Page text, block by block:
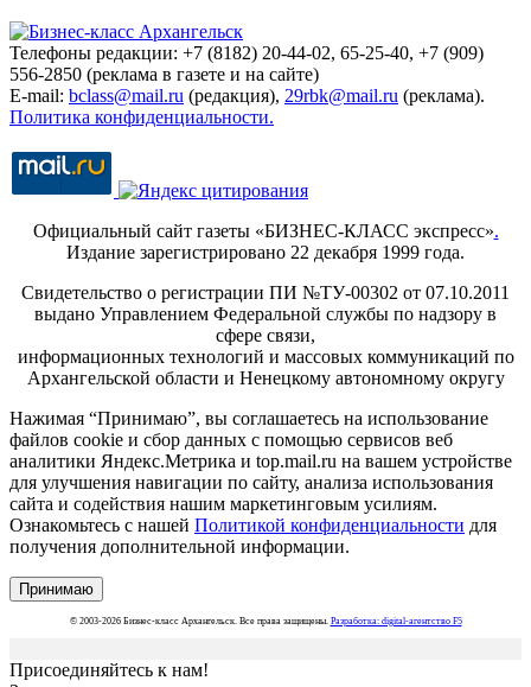
Телефоны редакции: +7 (8182) 20-44-02, 65-25-40, +7 (909)
556-2850 (реклама в газете и на сайте)
E-mail: bclass@mail.ru (редакция), 29rbk@mail.ru (реклама).
Политика конфиденциальности.
Официальный сайт газеты «БИЗНЕС-КЛАСС экспресс».
Издание зарегистрировано 22 декабря 1999 года.
Свидетельство о регистрации ПИ №ТУ-00302 от 07.10.2011
выдано Управлением Федеральной службы по надзору в
сфере связи,
информационных технологий и массовых коммуникаций по
Архангельской области и Ненецкому автономному округу
Нажимая “Принимаю”, вы соглашаетесь на использование
файлов cookie и сбор данных с помощью сервисов веб
аналитики Яндекс.Метрика и top.mail.ru на вашем устройстве
для улучшения навигации по сайту, анализа использования
сайта и содействия нашим маркетинговым усилиям.
Ознакомьтесь с нашей Политикой конфиденциальности для
получения дополнительной информации.
Принимаю
© 2003-2026 Бизнес-класс Архангельск. Все права защищены. Разработка: digital-агентство F5
Присоединяйтесь к нам!